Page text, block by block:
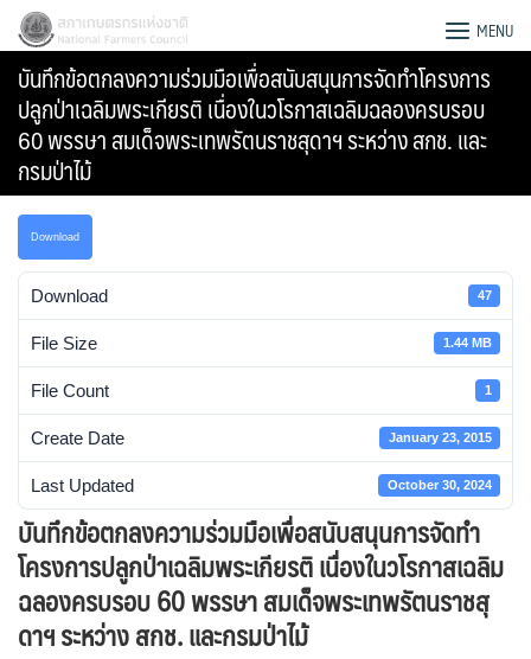
Skip
content
Search
for:
สภาเกษตรกรแห่งชาติ MENU
บันทึกข้อตกลงความร่วมมือเพื่อสนับสนุนการจัดทำโครงการ
ปลูกป่าเฉลิมพระเกียรติ เนื่องในวโรกาสเฉลิมฉลองครบรอบ
60 พรรษา สมเด็จพระเทพรัตนราชสุดาฯ ระหว่าง สกช. และ
กรมป่าไม้
Download
Download 47
File Size 1.44 MB
File Count 1
Create Date January 23, 2015
Last Updated October 30, 2024
บันทึกข้อตกลงความร่วมมือเพื่อสนับสนุนการจัดทำ
โครงการปลูกป่าเฉลิมพระเกียรติ เนื่องในวโรกาสเฉลิม
ฉลองครบรอบ 60 พรรษา สมเด็จพระเทพรัตนราชสุ
ดาฯ ระหว่าง สกช. และกรมป่าไม้